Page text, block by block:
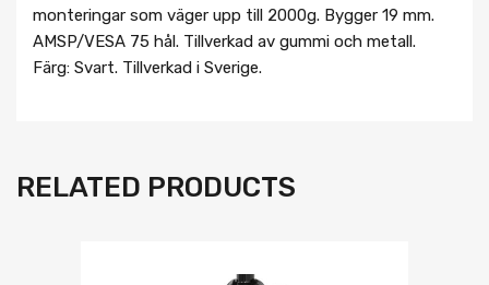
monteringar som väger upp till 2000g. Bygger 19 mm.
AMSP/VESA 75 hål. Tillverkad av gummi och metall.
Färg: Svart. Tillverkad i Sverige.
RELATED PRODUCTS